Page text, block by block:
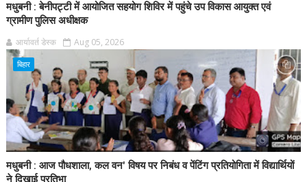
मधुबनी : बेनीपट्टी में आयोजित सहयोग शिविर में पहुंचे उप विकास आयुक्त एवं
ग्रामीण पुलिस अधीक्षक
आर्यावर्त डेस्क Aug 05, 2026
बिहार
मधुबनी : आज पौधशाला, कल वन' विषय पर निबंध व पेंटिंग प्रतियोगिता में विद्यार्थियों
ने दिखाई प्रतिभा